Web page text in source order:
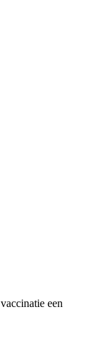
een